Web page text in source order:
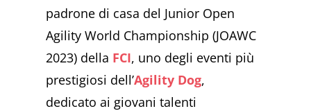
padrone di casa del Junior Open
Agility World Championship (JOAWC
2023) della FCI, uno degli eventi più
prestigiosi dell’Agility Dog,
dedicato ai giovani talenti